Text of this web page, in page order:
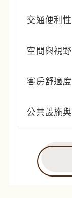
交通便利性
空間與視野
客房舒適度
公共設施